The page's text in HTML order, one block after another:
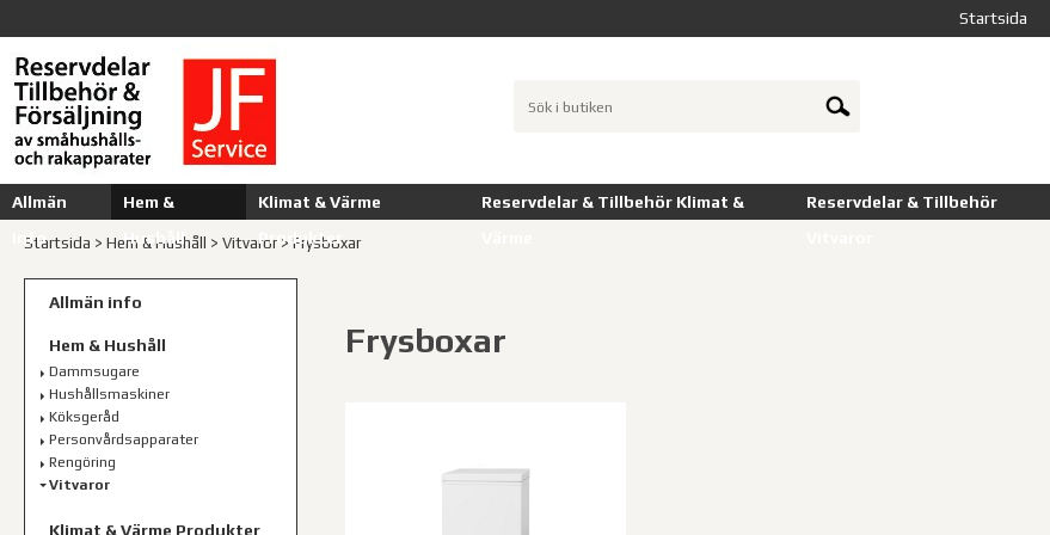
Startsida
Allmän
info
Hem &
Hushåll
Klimat & Värme
Produkter
Reservdelar & Tillbehör Klimat &
Reservdelar & Tillbehör
Startsida > Hem & Hushåll > Vitvaror > Frysboxar
Allmän info
Hem & Hushåll
Dammsugare
Hushållsmaskiner
Köksgeråd
Personvårdsapparater
Rengöring
Vitvaror
Klimat & Värme Produkter
Frysboxar